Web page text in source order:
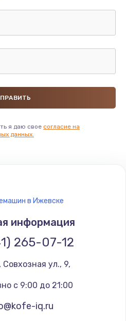
я даю свое согласие на
данных.
в Ижевске
информация
265-07-12
Совхозная ул., 9,
с 9:00 до 21:00
iq.ru